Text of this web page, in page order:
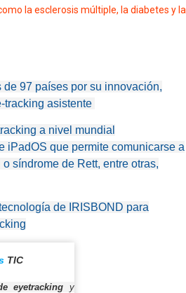
la esclerosis múltiple, la diabetes y la
97 países por su innovación,
tracking asistente
a nivel mundial
iPadOS que permite comunicarse a
síndrome de Rett, entre otras,
de IRISBOND para
TIC
eyetracking y